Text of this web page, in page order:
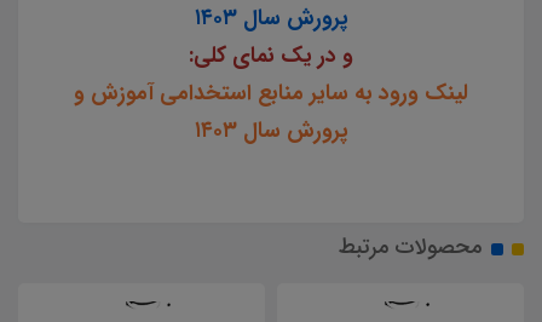
پرورش سال ۱۴۰۳
و در یک نمای کلی:
لینک ورود به سایر منابع استخدامی آموزش و
پرورش سال ۱۴۰۳
محصولات مرتبط